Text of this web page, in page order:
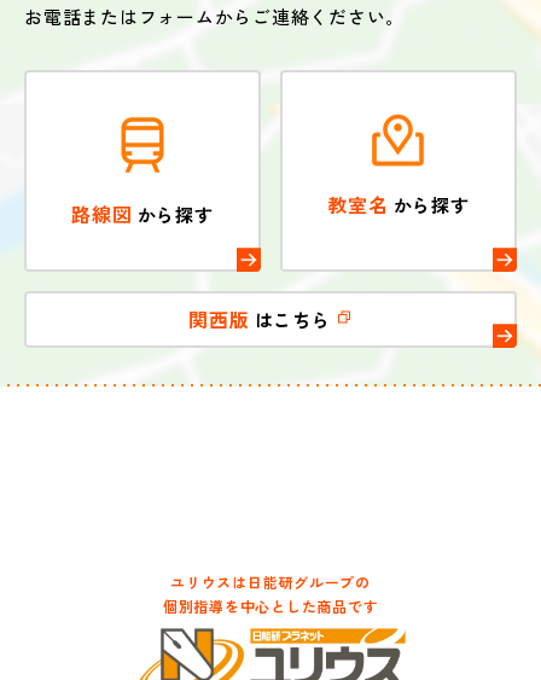
お電話またはフォームからご連絡ください。
路線図 から探す 教室名 から探す
関西版 はこちら
ユリウスは日能研グループの
個別指導を中心とした商品です